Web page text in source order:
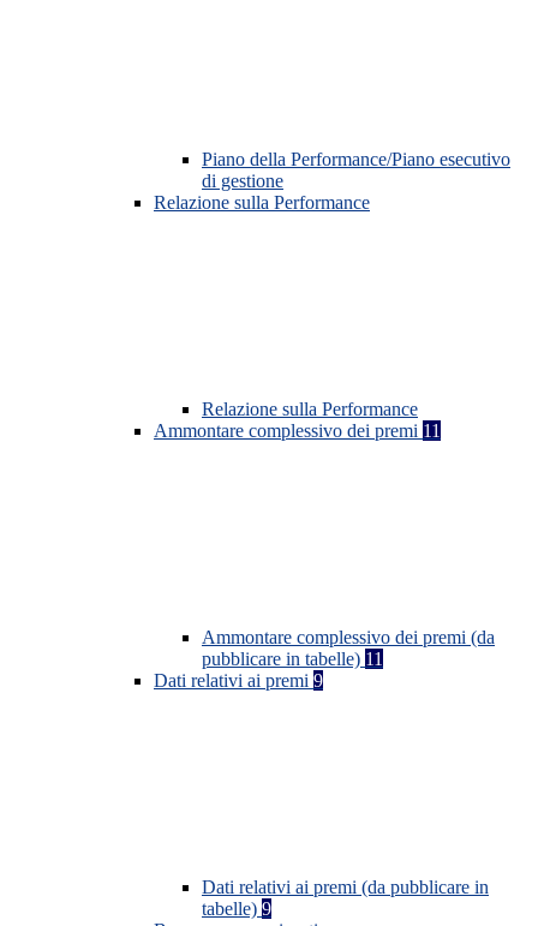
Piano della Performance/Piano esecutivo
di gestione
Relazione sulla Performance
Relazione sulla Performance
Ammontare complessivo dei premi 11
Ammontare complessivo dei premi (da
pubblicare in tabelle) 11
Dati relativi ai premi 9
Dati relativi ai premi (da pubblicare in
tabelle) 9